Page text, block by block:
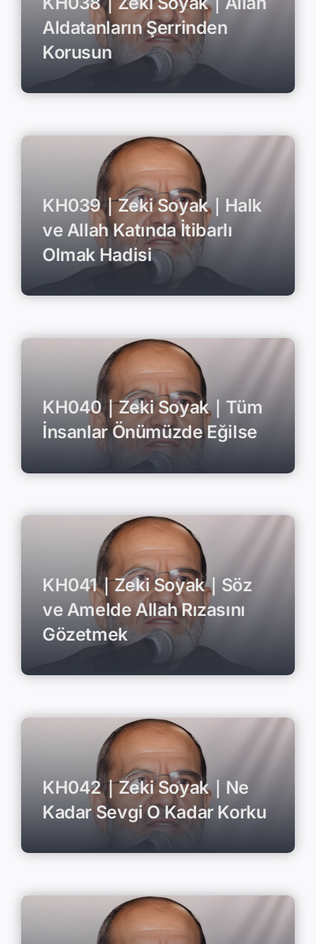
Aldatanların Şerrinden
Korusun
KH039｜Zeki Soyak｜Halk
ve Allah Katında İtibarlı
Olmak Hadisi
KH040｜Zeki Soyak｜Tüm
İnsanlar Önümüzde Eğilse
KH041｜Zeki Soyak｜Söz
ve Amelde Allah Rızasını
Gözetmek
KH042｜Zeki Soyak｜Ne
Kadar Sevgi O Kadar Korku